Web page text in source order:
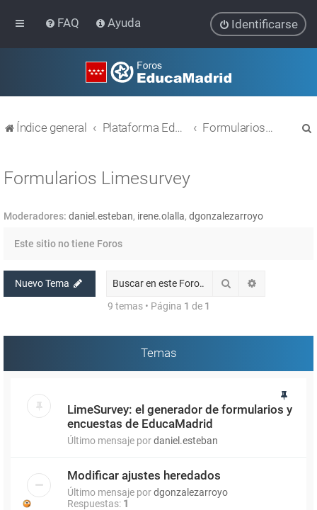
FAQ Ayuda Identificarse
Índice general Plataforma Educativa EducaMadrid Formularios Limesurvey
Formularios Limesurvey
Moderadores: daniel.esteban, irene.olalla, dgonzalezarroyo
Este sitio no tiene Foros
Nuevo Tema Buscar
9 temas • Página 1 de 1
Temas
LimeSurvey: el generador de formularios y
encuestas de EducaMadrid
Último mensaje pordaniel.esteban
Modificar ajustes heredados
Último mensaje pordgonzalezarroyo
Respuestas: 1